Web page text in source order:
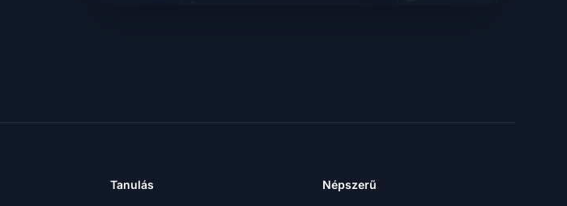
Tanulás Népszerű